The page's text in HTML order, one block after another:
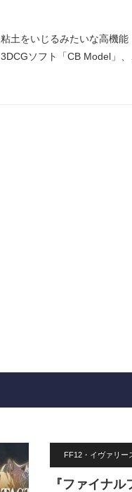
粘土をいじるみたいな高機能
3DCGソフト「CB Model」、
FF12・イヴァリー
『ファイナ